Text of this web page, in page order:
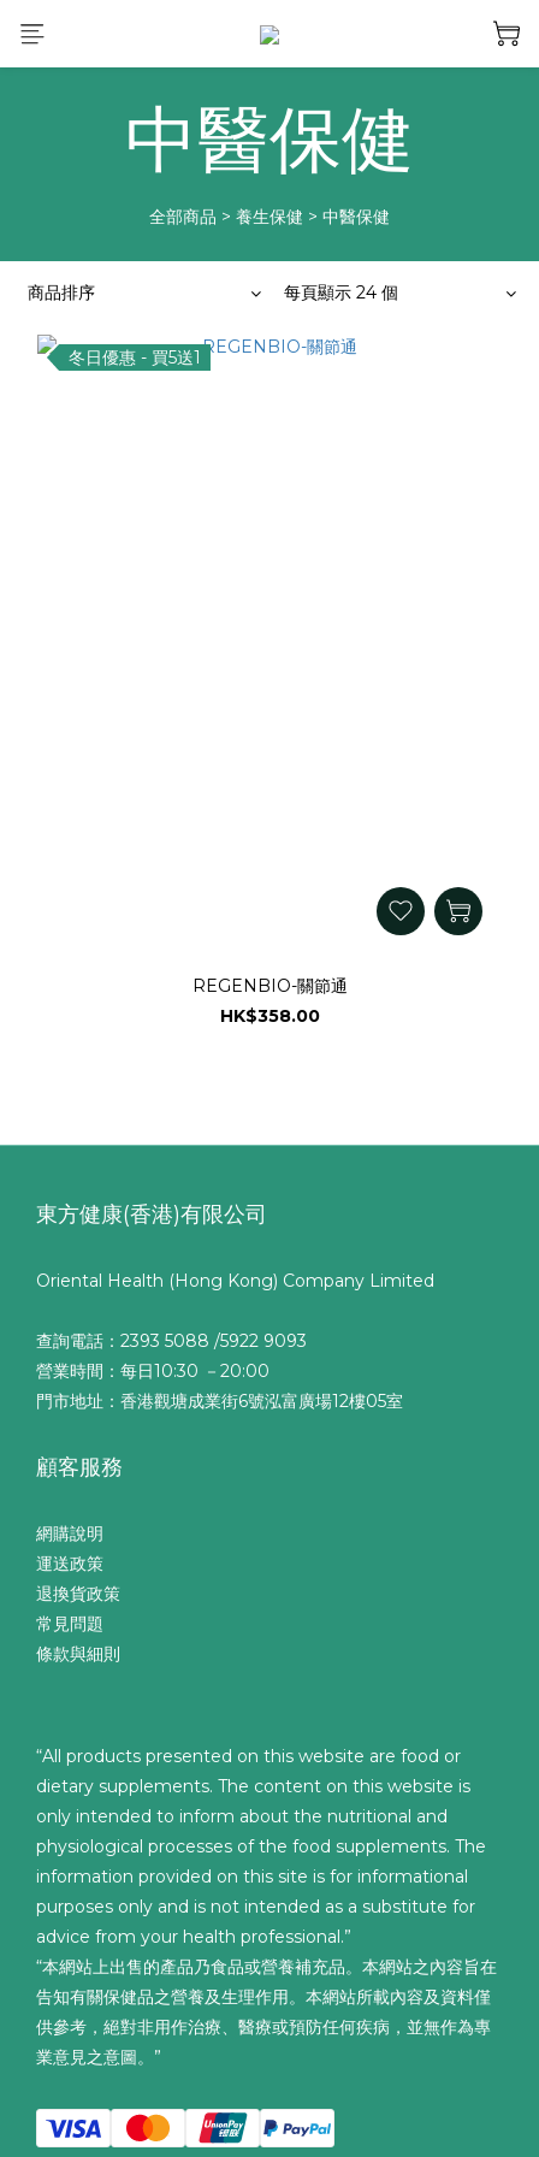
中醫保健
全部商品 > 養生保健 > 中醫保健
商品排序 每頁顯示 24 個
冬日優惠 - 買5送1
REGENBIO-關節通
HK$358.00
東方健康(香港)有限公司
Oriental Health (Hong Kong) Company Limited
查詢電話：2393 5088 /5922 9093
營業時間：每日10:30 －20:00
門市地址：香港觀塘成業街6號泓富廣場12樓05室
顧客服務
網購說明
運送政策
退換貨政策
常見問題
條款與細則
“All products presented on this website are food or
dietary supplements. The content on this website is
only intended to inform about the nutritional and
physiological processes of the food supplements. The
information provided on this site is for informational
purposes only and is not intended as a substitute for
advice from your health professional.”
“本網站上出售的產品乃食品或營養補充品。本網站之內容旨在
告知有關保健品之營養及生理作用。本網站所載內容及資料僅
供參考，絕對非用作治療、醫療或預防任何疾病，並無作為專
業意見之意圖。”